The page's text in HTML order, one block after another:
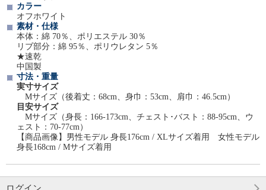
カラー
オフホワイト
素材・仕様
本体：綿 70％、ポリエステル 30％
リブ部分：綿 95％、ポリウレタン 5％
★速乾
中国製
寸法・重量
実寸サイズ
Mサイズ（後着丈：68cm、身巾：53cm、肩巾：46.5cm）
目安サイズ
Mサイズ（身長：166-173cm、チェスト･バスト：88-95cm、ウ
ェスト：70-77cm）
【商品画像】男性モデル 身長176cm / XLサイズ着用 女性モデル
身長168cm / Mサイズ着用